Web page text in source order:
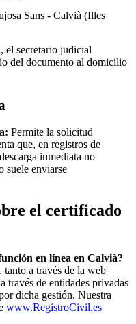
Sans - Calvià (Illes
el secretario judicial
del documento al domicilio
Permite la solicitud
que, en registros de
inmediata no
suele enviarse
el certificado
en línea en Calvià?
a través de la web
través de entidades privadas
dicha gestión. Nuestra
www.RegistroCivil.es